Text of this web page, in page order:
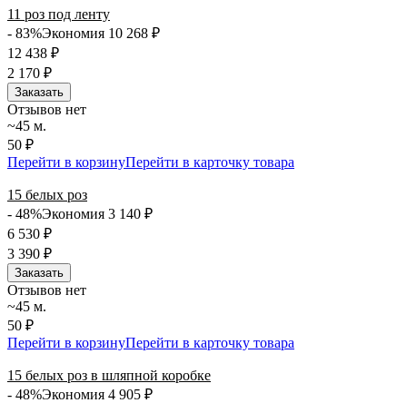
11 роз под ленту
- 83%Экономия 10 268 ₽
12 438 ₽
2 170 ₽
Заказать
Отзывов нет
~45 м.
50 ₽
Перейти в корзинуПерейти в карточку товара
15 белых роз
- 48%Экономия 3 140 ₽
6 530 ₽
3 390 ₽
Заказать
Отзывов нет
~45 м.
50 ₽
Перейти в корзинуПерейти в карточку товара
15 белых роз в шляпной коробке
- 48%Экономия 4 905 ₽